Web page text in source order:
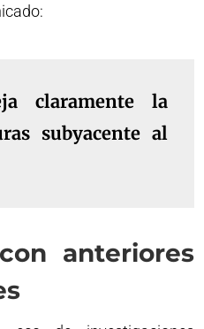
claramente la
subyacente al
anteriores